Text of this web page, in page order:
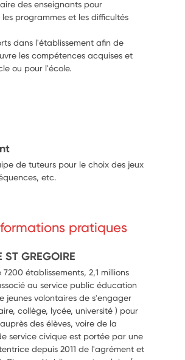
des enseignants pour
programmes et les difficultés
dans l'établissement afin de
les compétences acquises et
ou pour l'école.
de tuteurs pour le choix des jeux
etc.
pratiques
ST GREGOIRE
établissements, 2,1 millions
au service public éducation
jeunes volontaires de s'engager
collège, lycée, université ) pour
des élèves, voire de la
service civique est portée par une
depuis 2011 de l'agrément et